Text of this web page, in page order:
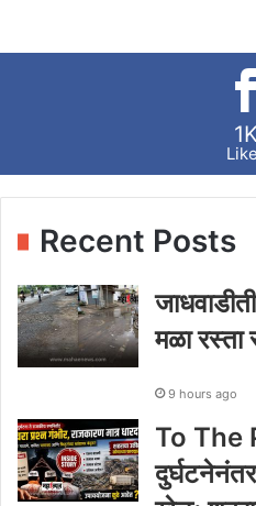
Recent Posts
मळा रस्ता
9 hours ago
To The